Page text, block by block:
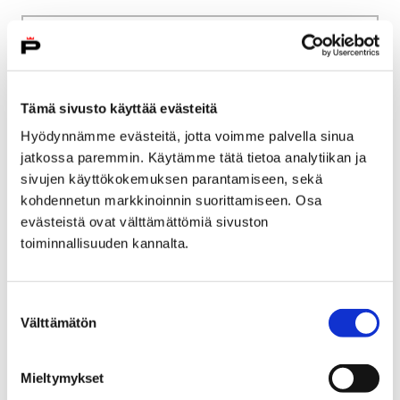
Tämä sivusto käyttää evästeitä
Hyödynnämme evästeitä, jotta voimme palvella sinua
jatkossa paremmin. Käytämme tätä tietoa analytiikan ja
sivujen käyttökokemuksen parantamiseen, sekä
kohdennetun markkinoinnin suorittamiseen. Osa
evästeistä ovat välttämättömiä sivuston
toiminnallisuuden kannalta.
valinta
Välttämätön
Mieltymykset
Ota yhteyttä
Kulttuuri ja vapaa-aika
Liikuntatilojen ja
leirikeskusten
vuorohakemus
Voit siirtyä liikuntatilojen ja leirikeskusten
painamalla alla olevasta linkistä.